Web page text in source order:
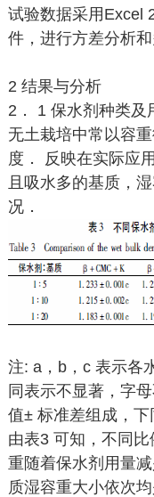
试验数据采用Excel
件，进行方差分析和
2 结果与分析
2． 1 保水剂种类及
无土栽培中常以容
度． 反映在实际应
且吸水多的基质，
况．
注: a，b，c 表示各
同表示不显著，字
值± 标准差组成，下
由表3 可知，不同
重随着保水剂用量
质湿容重大小依次